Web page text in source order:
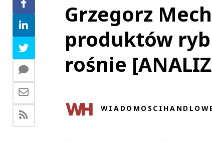
Grzegorz
produktów
rośnie